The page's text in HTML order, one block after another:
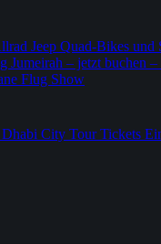
Jeep Quad-Bikes und
Jumeirah – jetzt buchen
Flug Show
City Tour Tickets